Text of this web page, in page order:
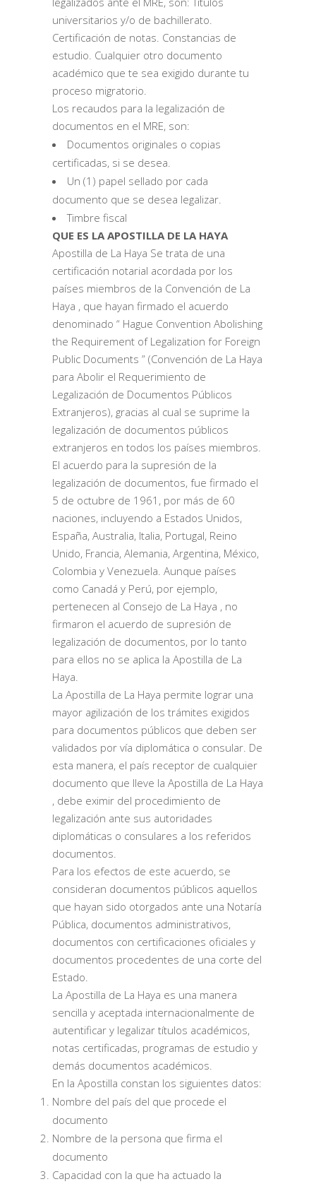
universitarios y/o de bachillerato.
Certificación de notas. Constancias de
estudio. Cualquier otro documento
académico que te sea exigido durante tu
proceso migratorio.
Los recaudos para la legalización de
documentos en el MRE, son:
Documentos originales o copias
certificadas, si se desea.
Un (1) papel sellado por cada
documento que se desea legalizar.
Timbre fiscal
QUE ES LA APOSTILLA DE LA HAYA
Apostilla de La Haya Se trata de una
certificación notarial acordada por los
países miembros de la Convención de La
Haya , que hayan firmado el acuerdo
denominado “ Hague Convention Abolishing
the Requirement of Legalization for Foreign
Public Documents ” (Convención de La Haya
para Abolir el Requerimiento de
Legalización de Documentos Públicos
Extranjeros), gracias al cual se suprime la
legalización de documentos públicos
extranjeros en todos los países miembros.
El acuerdo para la supresión de la
legalización de documentos, fue firmado el
5 de octubre de 1961, por más de 60
naciones, incluyendo a Estados Unidos,
España, Australia, Italia, Portugal, Reino
Unido, Francia, Alemania, Argentina, México,
Colombia y Venezuela. Aunque países
como Canadá y Perú, por ejemplo,
pertenecen al Consejo de La Haya , no
firmaron el acuerdo de supresión de
legalización de documentos, por lo tanto
para ellos no se aplica la Apostilla de La
Haya.
La Apostilla de La Haya permite lograr una
mayor agilización de los trámites exigidos
para documentos públicos que deben ser
validados por vía diplomática o consular. De
esta manera, el país receptor de cualquier
documento que lleve la Apostilla de La Haya
, debe eximir del procedimiento de
legalización ante sus autoridades
diplomáticas o consulares a los referidos
documentos.
Para los efectos de este acuerdo, se
consideran documentos públicos aquellos
que hayan sido otorgados ante una Notaría
Pública, documentos administrativos,
documentos con certificaciones oficiales y
documentos procedentes de una corte del
Estado.
La Apostilla de La Haya es una manera
sencilla y aceptada internacionalmente de
autentificar y legalizar títulos académicos,
notas certificadas, programas de estudio y
demás documentos académicos.
En la Apostilla constan los siguientes datos:
Nombre del país del que procede el
documento
Nombre de la persona que firma el
documento
Capacidad con la que ha actuado la